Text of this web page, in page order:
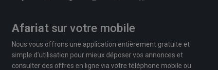
Afariat sur votre mobile
Nous vous offrons une application entièrement gratuite et
simple d'utilisation pour mieux déposer vos annonces et
consulter des offres en ligne via votre téléphone mobile ou